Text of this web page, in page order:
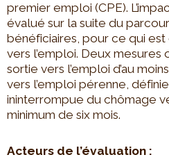
premier emploi (CPE).
évalué sur la suite du
bénéficiaires, pour ce qui
vers l’emploi. Deux
sortie vers l’emploi d’au
vers l’emploi pérenne,
ininterrompue du chômage
minimum de six mois.
Acteurs de l’évaluation :